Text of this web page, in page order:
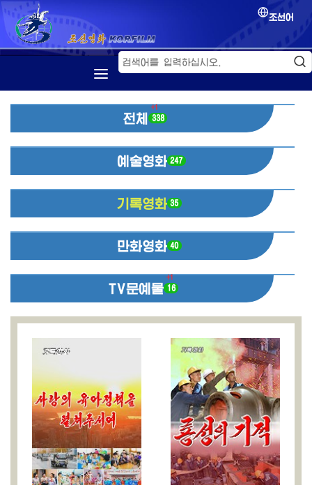
조선어
첫 페지
소개
조선영화
영화축전
영화교류
전체 338
+1
예술영화 247
기록영화 35
만화영화 40
TV문예물 16
+1